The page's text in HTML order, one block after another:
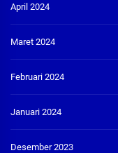
April 2024
Maret 2024
Februari 2024
Januari 2024
Desember 2023